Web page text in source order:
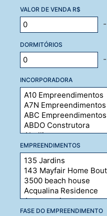
VALOR DE VENDA R$
-
DORMITÓRIOS
-
INCORPORADORA
EMPREENDIMENTOS
FASE DO EMPREENDIMENTO